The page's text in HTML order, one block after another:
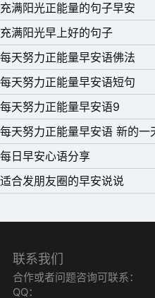
11、虽然我们无法改变人生
无法改变环境，但我们可以
12、生活就是一只看不见的
不会白费。早安!
13、当生活和生活干架时，
继续生活，笑笑，没什么可
14、用乐观的心情做事，用
快!
暂时的黑暗而已。早安!
充满阳光正能量的句子早安
充满阳光早上好的句子
每天努力正能量早安语佛法
每天努力正能量早安语短句
每天努力正能量早安语9
每天努力正能量早安语 新的一
每日早安心语分享
适合发朋友圈的早安说说
联系我们
合作或者问题咨询可联系：
QQ：